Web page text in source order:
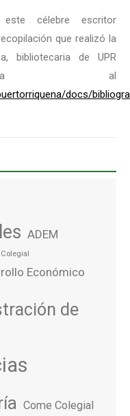
célebre escritor
que realizó la
bibliotecaria de UPR
al
docs/
ADEM
Económico
de
Come Colegial